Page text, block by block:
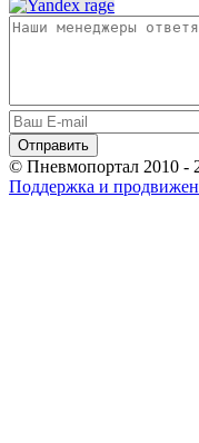
© Пневмопортал 2010 -
Поддержка и